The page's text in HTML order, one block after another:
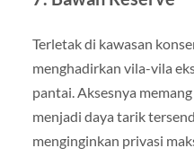
Terletak di kawasan
menghadirkan vila-vila
pantai. Aksesnya
menjadi daya tarik
menginginkan privasi